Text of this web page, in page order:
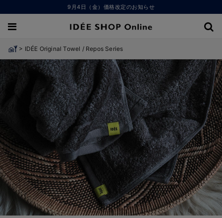
9月4日（金）価格改定のお知らせ
> IDÉE Original Towel / Repos Series